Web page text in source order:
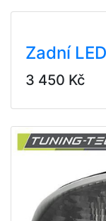
Zadní
3 450 Kč